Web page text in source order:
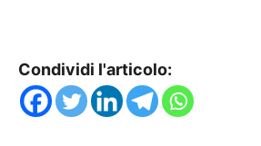
Condividi l'articolo: